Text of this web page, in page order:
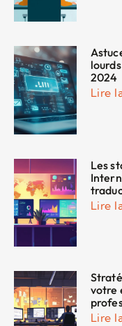
2024
Lire
Les
Lire
votre
Lire